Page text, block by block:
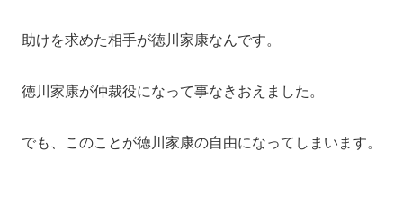
助けを求めた相手が徳川家康なんです。
徳川家康が仲裁役になって事なきおえました。
でも、このことが徳川家康の自由になってしまいます。